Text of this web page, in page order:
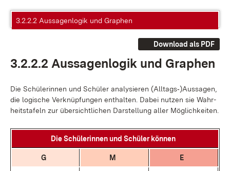
3.2.2.2 Aussagenlogik und Graphen
Download als PDF
3.2.2.2 Aus­sa­gen­lo­gik und Gra­phen
Die Schü­le­rin­nen und Schü­ler ana­ly­sie­ren (All­tags‑)Aus­sa­gen,
die lo­gi­sche Ver­knüp­fun­gen ent­hal­ten. Da­bei nut­zen sie Wahr­
heits­ta­feln zur über­sicht­li­chen Dar­stel­lung al­ler Mög­lich­kei­ten.
Die Schü­le­rin­nen und Schü­ler kön­nen
G M E